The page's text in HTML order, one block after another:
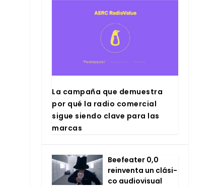
La cam­pa­ña que demues­tra
por qué la radio comer­cial
sigue sien­do cla­ve para las
mar­cas
Bee­fea­ter 0,0
rein­ven­ta un clá­si­
co audio­vi­sual